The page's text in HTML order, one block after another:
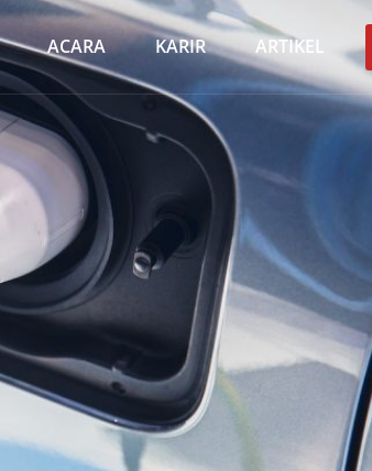
ACARA KARIR ARTIKEL